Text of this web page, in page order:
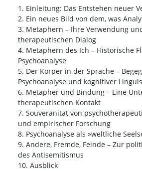
1. Einleitung: Das Entstehen neuer
2. Ein neues Bild von dem, was
3. Metaphern – Ihre Verwendung
therapeutischen Dialog
4. Metaphern des Ich – Historische
Psychoanalyse
5. Der Körper in der Sprache –
Psychoanalyse und kognitiver
6. Metapher und Bindung – Eine
therapeutischen Kontakt
7. Souveränität von
und empirischer Forschung
8. Psychoanalyse als »weltliche
9. Andere, Fremde, Feinde – Zur
des Antisemitismus
10. Ausblick